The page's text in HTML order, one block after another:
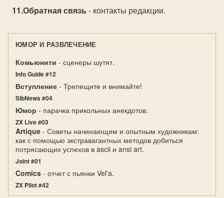
Обратная связь - контакты редакции.
ЮМОР И РАЗВЛЕЧЕНИЕ
Комьюнити - сценеры шутят.
Info Guide #12
Вступление - Трепещите и внимайте!
SibNews #04
Юмор - парачка прикольных анекдотов.
ZX Live #03
Artique - Советы начинающим и опытным художникам:
как с помощью экстравагантных методов добиться
потрясающих успехов в ascii и ansi art.
Joint #01
Comics - отчет с пьянки Vel'a.
ZX Pilot #42